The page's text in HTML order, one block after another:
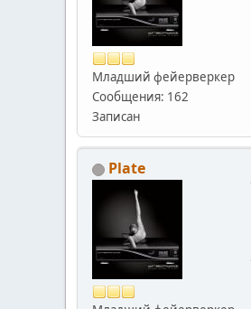
Младший фейерверкер
Сообщения: 162
Записан
Plate